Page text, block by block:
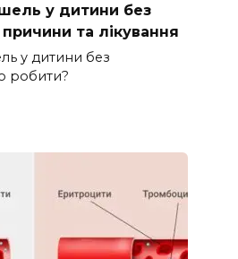
у дитини без
та лікування
у дитини без
робити?